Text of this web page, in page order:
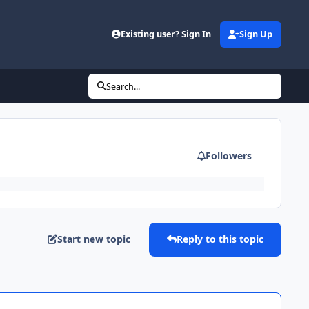
Existing user? Sign In Sign Up
Search...
Followers
Start new topic Reply to this topic